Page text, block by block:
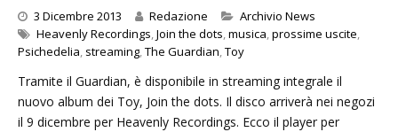
3 Dicembre 2013 Redazione Categories
Archivio News
Heavenly Recordings,Join the dots,musica,prossime uscite,
Psichedelia, streaming,The Guardian,Toy
Tramite il Guardian, è disponibile in streaming integrale il
nuovo album dei Toy, Join the dots. Il disco arriverà nei negozi
il 9 dicembre per Heavenly Recordings. Ecco il player per